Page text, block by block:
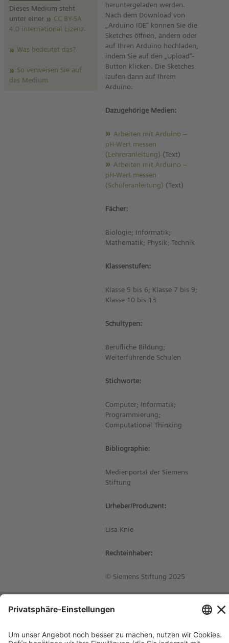
Dieses Medium steht
unter einer
CC BY-SA
4.0 international Lizenz.
Was bedeutet das?
So verweisen Sie auf
das Medium
heruntergeladen werden.
Nach dem Download von
„Arduino IDE“ können Sie die
Sketches öffnen, ändern oder
auf Ihren Arduino hochladen,
indem Sie auf den „Upload“-
Button klicken. Die Sketches
laufen dann auf Ihrem
Arduino.
Dazugehörige Medien:
Arbeiten mit Arduino –
pH-Wert messen
(Lehreranleitung) (Text)
Arbeiten mit Arduino –
pH-Wert messen
(Schüleranleitung) (Text)
Fächer:
Biologie; Informatik;
Mathematik; Physik; Technik
Klassenstufen:
Klasse 5 bis 6; Klasse 7 bis 9;
Klasse 10 bis 13
Schultypen:
Berufliche Bildung;
Weiterführende Schulen
Stichworte:
Computer; Informatik;
Programmierung;
Computational Thinking
Bibliographie:
Medienportal der Siemens
Stiftung
Urheber/Produzent:
Lisa Knie
Rechteinhaber:
© Siemens Stiftung 2025
Impressum